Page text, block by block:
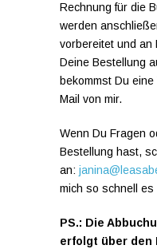
Rechnung für die
werden
vorbereitet und an
Deine Bestellung
bekommst Du
Mail von mir.
Wenn Du Fragen
Bestellung hast,
an:
mich so schnell es
PS.: Die
erfolgt über den